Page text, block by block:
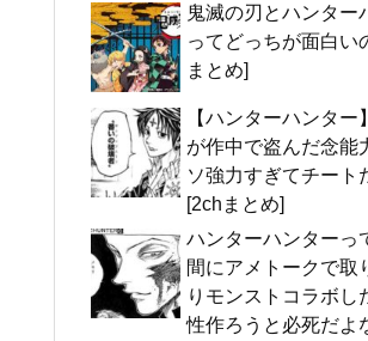
鬼滅の刃とハンター
ってどっちが面白い
まとめ]
【ハンターハンター
が作中で盗んだ念能
ソ強力すぎてチート
[2chまとめ]
ハンターハンターっ
間にアメトークで取
りモンストコラボし
性作ろうと必死だよ